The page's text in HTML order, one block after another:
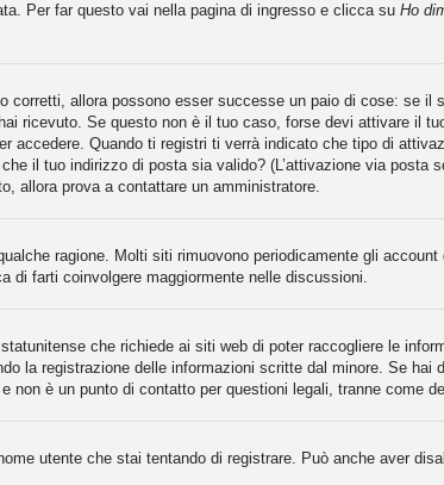
Per far questo vai nella pagina di ingresso e clicca suHo
corretti, allora possono esser successe un paio di cose: se
ricevuto. Se questo non è il tuo caso, forse devi attivare il
accedere. Quando ti registri ti verrà indicato che tipo di
il tuo indirizzo di posta sia valido? (L’attivazione via posta
allora prova a contattare un amministratore.
ragione. Molti siti rimuovono periodicamente gli
di farti coinvolgere maggiormente nelle discussioni.
che richiede ai siti web di poter raccogliere le
la registrazione delle informazioni scritte dal minore. Se
non è un punto di contatto per questioni legali, tranne come
utente che stai tentando di registrare. Può anche aver